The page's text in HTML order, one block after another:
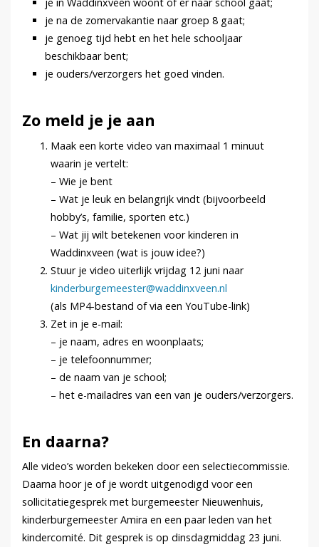
je na de zomervakantie naar groep 8 gaat;
je genoeg tijd hebt en het hele schooljaar
beschikbaar bent;
je ouders/verzorgers het goed vinden.
Zo meld je je aan
Maak een korte video van maximaal 1 minuut
waarin je vertelt:
– Wie je bent
– Wat je leuk en belangrijk vindt (bijvoorbeeld
hobby’s, familie, sporten etc.)
– Wat jij wilt betekenen voor kinderen in
Waddinxveen (wat is jouw idee?)
Stuur je video uiterlijk vrijdag 12 juni naar
kinderburgemeester@waddinxveen.nl
(als MP4-bestand of via een YouTube-link)
Zet in je e-mail:
– je naam, adres en woonplaats;
– je telefoonnummer;
– de naam van je school;
– het e-mailadres van een van je ouders/verzorgers.
En daarna?
Alle video’s worden bekeken door een selectiecommissie.
Daarna hoor je of je wordt uitgenodigd voor een
sollicitatiegesprek met burgemeester Nieuwenhuis,
kinderburgemeester Amira en een paar leden van het
kindercomité. Dit gesprek is op dinsdagmiddag 23 juni.